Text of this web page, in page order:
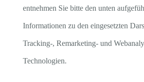
entnehmen Sie bitte den unten
Informationen zu den eingesetzten
Tracking-, Remarketing- und
Technologien.